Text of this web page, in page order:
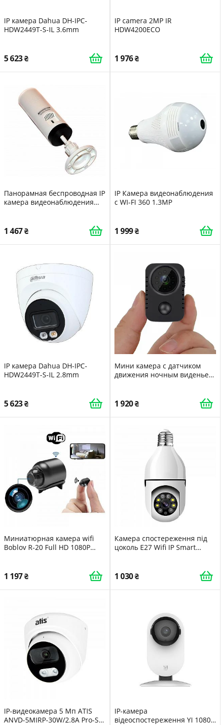
IP камера Dahua DH-IPC-
HDW2449T-S-IL 3.6mm
5 623
IP camera 2MP IR
HDW4200ECO
1 976
Панорамная беспроводная IP
камера видеонаблюдения
1 467
IP Камера видеонаблюдения
с WI-FI 360 1.3MP
1 999
IP камера Dahua DH-IPC-
HDW2449T-S-IL 2.8mm
5 623
Мини камера с датчиком
движения ночным виденьем
до 90 дней работы 100753
1 920
Миниатюрная камера wifi
Boblov R-20 Full HD 1080P
1 197
Камера спостереження під
цоколь Е27 Wifi IP Smart
1 030
IP-видеокамера 5 Мп ATIS
ANVD-5MIRP-30W/2.8A Pro-S
IP-камера
відеоспостереження YI 1080P